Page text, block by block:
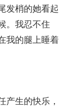
发梢的她看起
。我忍不住
我的腿上睡着
产生的快乐，